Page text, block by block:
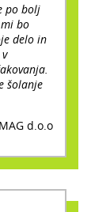
po bolj
bo
delo in
šolanje
d.o.o